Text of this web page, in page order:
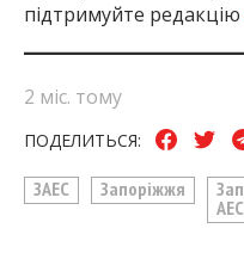
підтримуйте редакцію
2 міс. тому
ПОДЕЛИТЬСЯ:
ЗАЕС Запоріжжя
АЕС